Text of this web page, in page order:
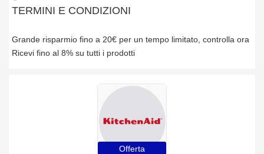
TERMINI E CONDIZIONI
Grande risparmio fino a 20€ per un tempo limitato, controlla ora
Ricevi fino al 8% su tutti i prodotti
Offerta